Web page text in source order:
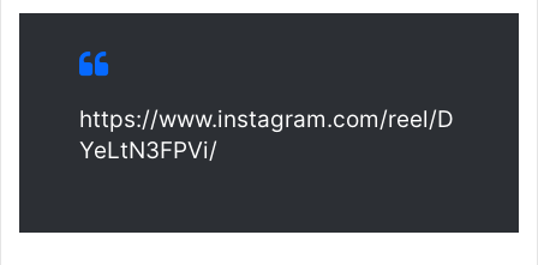
https://www.instagram.com/reel/D
YeLtN3FPVi/